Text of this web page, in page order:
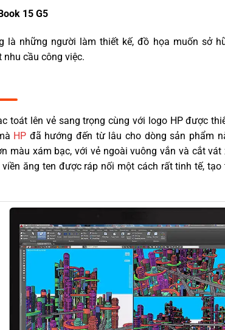
15 G5
là những người làm thiết kế, đồ họa muốn sở
cầu công việc.
toát lên vẻ sang trọng cùng với logo HP được
HP đã hướng đến từ lâu cho dòng sản phẩm
màu xám bạc, với vẻ ngoài vuông vắn và cắt
ăng ten được ráp nối một cách rất tinh tế,